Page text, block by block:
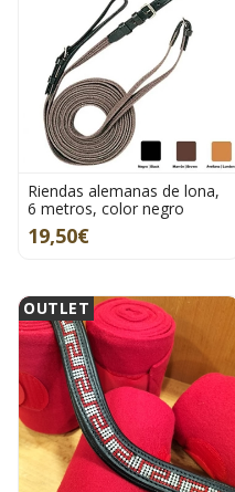
Riendas alemanas de lona,
6 metros, color negro
19,50€
OUTLET